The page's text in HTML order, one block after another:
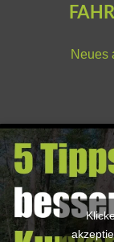
Neues